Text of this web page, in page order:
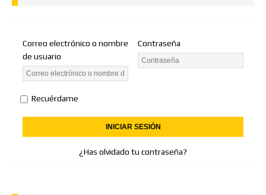
Correo electrónico o nombre
de usuario
Contraseña
Recuérdame
¿Has olvidado tu contraseña?